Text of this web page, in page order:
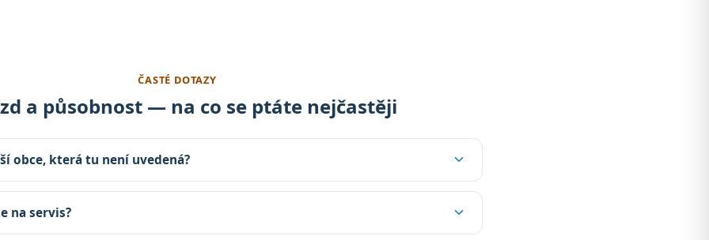
ČASTÉ DOTAZY
a působnost — na co se ptáte nejčastěji
obce, která tu není uvedená?
na servis?